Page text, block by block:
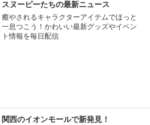
スヌーピーたちの最新ニュース
癒やされるキャラクターアイテムでほっと
一息つこう！かわいい最新グッズやイベン
ト情報を毎日配信
関西のイオンモールで新発見！